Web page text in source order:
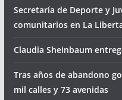
Secretaría de Deporte y
comunitarios en La
Claudia Sheinbaum
Tras años de abandono
mil calles y 73 avenidas